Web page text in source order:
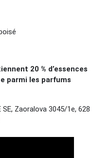
20 % d’essences
parmi les parfums
SE, Zaoralova 3045/1e, 628